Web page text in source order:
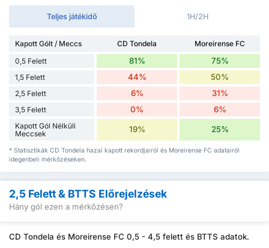
Teljes játékidő 1H/2H
Kapott Gólt / Meccs CD Tondela
Moreirense FC
0,5 Felett
81% 75%
1,5 Felett 44% 50%
2,5 Felett 6% 31%
3,5 Felett 0% 6%
Kapott Gól Nélküli
Meccsek
19% 25%
* Statisztikák CD Tondela hazai kapott rekordjairól és Moreirense FC adatairól
idegenbeli mérkőzéseken.
2,5 Felett & BTTS Előrejelzések
Hány gól ezen a mérkőzésen?
CD Tondela és Moreirense FC 0,5 - 4,5 felett és BTTS adatok.